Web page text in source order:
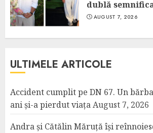
dublă
AUGUST 7, 2026
ULTIMELE ARTICOLE
Accident cumplit pe DN 67. Un
ani și-a pierdut viațaAugust 7, 2026
Andra și Cătălin Măruță își